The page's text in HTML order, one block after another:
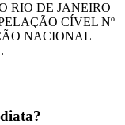
RIO DE JANEIRO
CÍVEL Nº
NACIONAL